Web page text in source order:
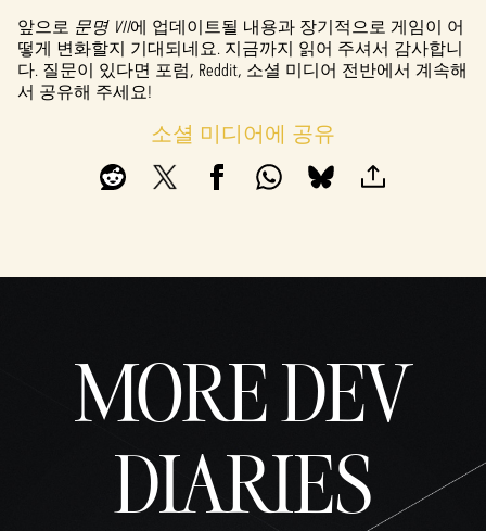
앞으로 문명 VII에 업데이트될 내용과 장기적으로 게임이 어
떻게 변화할지 기대되네요. 지금까지 읽어 주셔서 감사합니
다. 질문이 있다면 포럼, Reddit, 소셜 미디어 전반에서 계속해
서 공유해 주세요!
소셜 미디어에 공유
MORE DEV
DIARIES